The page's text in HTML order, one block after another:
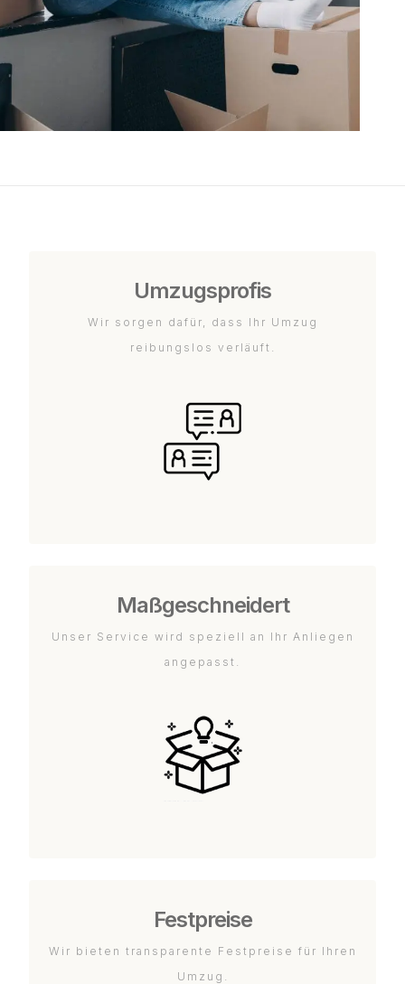
Umzugsprofis
Wir sorgen dafür, dass Ihr Umzug
reibungslos verläuft.
Maßgeschneidert
Unser Service wird speziell an Ihr Anliegen
angepasst.
Festpreise
Wir bieten transparente Festpreise für Ihren
Umzug.